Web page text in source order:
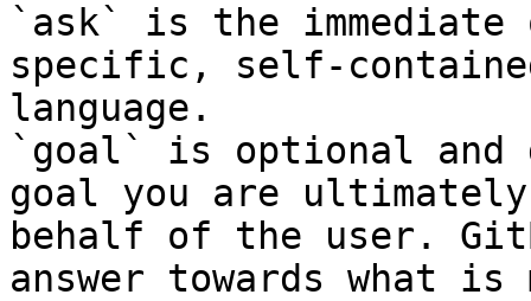
`ask` is the
specific, self-
language.
`goal` is optional and
goal you are
behalf of the user.
answer towards what